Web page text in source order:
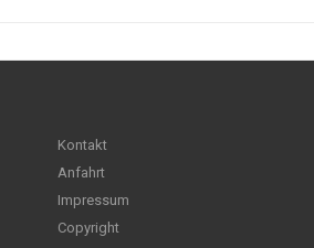
Kontakt
Anfahrt
Impressum
Copyright